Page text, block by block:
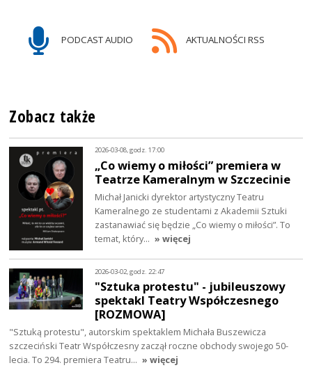
PODCAST AUDIO AKTUALNOŚCI RSS
Zobacz także
2026-03-08, godz. 17:00
„Co wiemy o miłości” premiera w
Teatrze Kameralnym w Szczecinie
Michał Janicki dyrektor artystyczny Teatru
Kameralnego ze studentami z Akademii Sztuki
zastanawiać się będzie „Co wiemy o miłości”. To
temat, który… » więcej
2026-03-02, godz. 22:47
"Sztuka protestu" - jubileuszowy
spektakl Teatry Współczesnego
[ROZMOWA]
"Sztuką protestu", autorskim spektaklem Michała Buszewicza
szczeciński Teatr Współczesny zaczął roczne obchody swojego 50-
lecia. To 294. premiera Teatru… » więcej